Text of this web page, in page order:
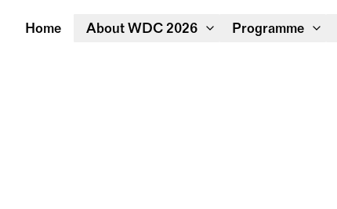
Home About WDC 2026 Programme